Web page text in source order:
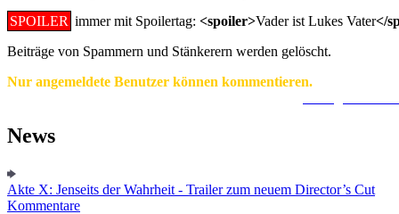
SPOILER immer mit Spoilertag: <spoiler>Vader ist Lukes Vater</
Beiträge von Spammern und Stänkerern werden gelöscht.
Nur angemeldete Benutzer können kommentieren.
News
Akte X: Jenseits der Wahrheit - Trailer zum neuem Director’s Cut
Kommentare